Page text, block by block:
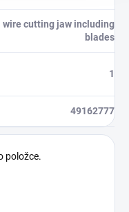
wire cutting jaw including
blades
1
49162777
položce.